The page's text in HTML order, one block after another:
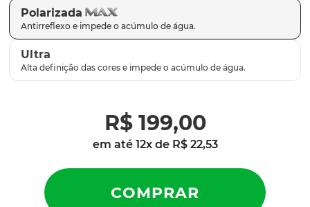
Polarizada
Ultra
R$ 199,00
em até 12x de R$ 22,53